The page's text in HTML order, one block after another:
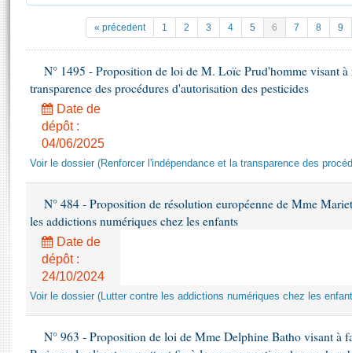
Projets de loi
Propositions de loi
Amendements
Textes adoptés
Rapports législatifs
Baromètre de l’application des lois
Dossiers législatifs
Budget et sécurité sociale
Questions écrites et orales
Documents de référence
( Constitution | Règlement de l'Assemblée ... )
Histoire
Juniors
Anciennes législatures
Liens vers les sites publics
La Bibliothèque
Contacts et plan d'accès
Photos libres de droit
« précedent 1 2 3 4 5 6 7 8 9
N° 1495 - Proposition de loi de M. Loïc Prud'homme visant à
transparence des procédures d'autorisation des pesticides
Date de
dépôt :
04/06/2025
Voir le dossier (Renforcer l'indépendance et la transparence des
N° 484 - Proposition de résolution européenne de Mme
les addictions numériques chez les enfants
Date de
dépôt :
24/10/2024
Voir le dossier (Lutter contre les addictions numériques chez les
N° 963 - Proposition de loi de Mme Delphine Batho visant à